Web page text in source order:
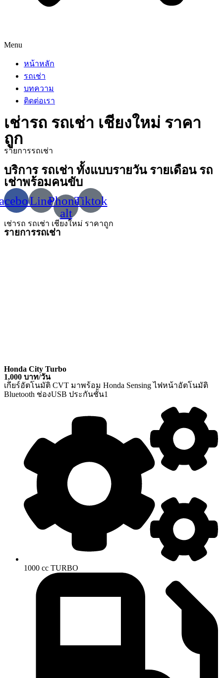
Menu
หน้าหลัก
รถเช่า
บทความ
ติดต่อเรา
เช่ารถ รถเช่า เชียงใหม่ ราคา
ถูก
รายการรถเช่า
บริการ รถเช่า ทั้งแบบรายวัน รายเดือน รถ
เช่าพร้อมคนขับ
LinePhone-
alt
Tiktok
เช่ารถ รถเช่า เชียงใหม่ ราคาถูก
รายการรถเช่า
Honda City Turbo
1,000 บาท/วัน
เกียร์อัตโนมัติ CVT มาพร้อม Honda Sensing ไฟหน้าอัตโนมัติ
Bluetooth ช่องUSB ประกันชั้น1
1000 cc TURBO